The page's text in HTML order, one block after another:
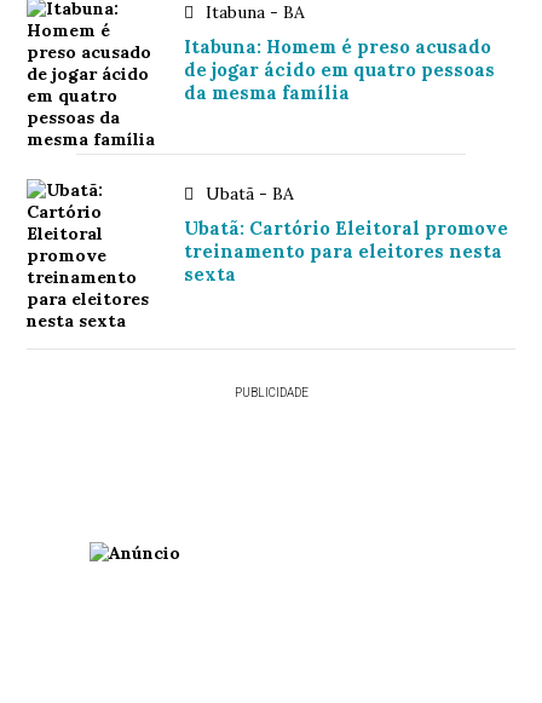
Itabuna - BA
Itabuna: Homem é preso acusado
de jogar ácido em quatro pessoas
da mesma família
Ubatã - BA
Ubatã: Cartório Eleitoral promove
treinamento para eleitores nesta
sexta
PUBLICIDADE